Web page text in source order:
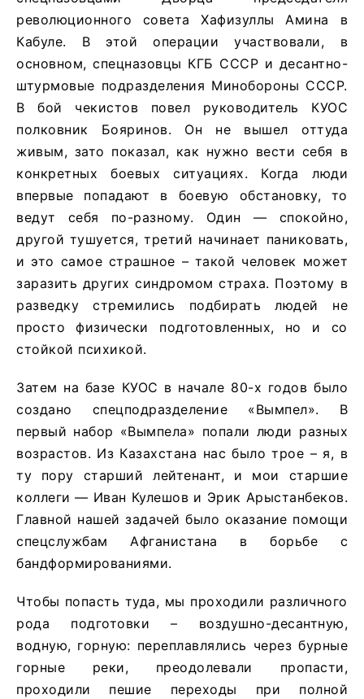
революционного совета Хафизуллы Амина в
Кабуле. В этой операции участвовали, в
основном, спецназовцы КГБ СССР и десантно-
штурмовые подразделения Минобороны СССР.
В бой чекистов повел руководитель КУОС
полковник Бояринов. Он не вышел оттуда
живым, зато показал, как нужно вести себя в
конкретных боевых ситуациях. Когда люди
впервые попадают в боевую обстановку, то
ведут себя по-разному. Один — спокойно,
другой тушуется, третий начинает паниковать,
и это самое страшное – такой человек может
заразить других синдромом страха. Поэтому в
разведку стремились подбирать людей не
просто физически подготовленных, но и со
стойкой психикой.
Затем на базе КУОС в начале 80-х годов было
создано спецподразделение «Вымпел». В
первый набор «Вымпела» попали люди разных
возрастов. Из Казахстана нас было трое – я, в
ту пору старший лейтенант, и мои старшие
коллеги — Иван Кулешов и Эрик Арыстанбеков.
Главной нашей задачей было оказание помощи
спецслужбам Афганистана в борьбе с
бандформированиями.
Чтобы попасть туда, мы проходили различного
рода подготовки – воздушно-десантную,
водную, горную: переплавлялись через бурные
горные реки, преодолевали пропасти,
проходили пешие переходы при полной